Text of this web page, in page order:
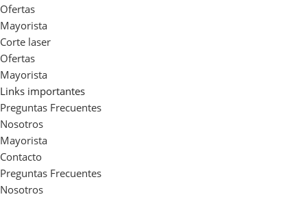
Ofertas
Mayorista
Corte laser
Ofertas
Mayorista
Links importantes
Preguntas Frecuentes
Nosotros
Mayorista
Contacto
Preguntas Frecuentes
Nosotros